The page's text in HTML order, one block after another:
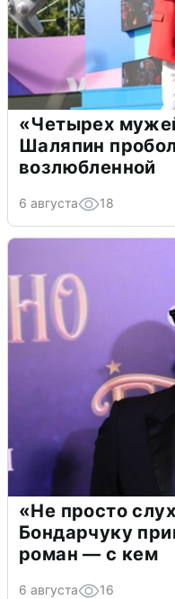
«Четырех
Шаляпин
возлюбленной
6 августа 18
«Не просто
Бондарчуку
роман — с кем
6 августа 16